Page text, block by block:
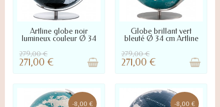
NOUS CONTACTER POUR LA
DISPONIBILITÉ
Artline globe noir
lumineux couleur Ø 34
279,00 €
271,00 €
NOUS CONTACTER POUR LA
DISPONIBILITÉ
Globe brillant vert
bleuté Ø 34 cm Artline
279,00 €
271,00 €
-8,00 € -8,00 €